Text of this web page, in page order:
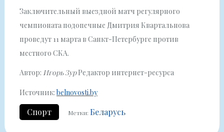
Заключительный выездной матч регулярного
чемпионата подопечные Дмитрия Квартальнова
проведут 11 марта в Санкт-Петербурге против
местного СКА.
Автор: Игорь ЗурРедактор интернет-ресурса
Источник: belnovosti.by
Спорт Метки: Беларусь